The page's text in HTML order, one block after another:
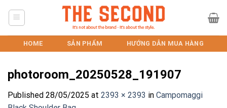
HOME SẢN PHẨM HƯỚNG DẪN MUA HÀNG
photoroom_20250528_191907
Published 28/05/2025 at 2393 × 2393 in Campomaggi